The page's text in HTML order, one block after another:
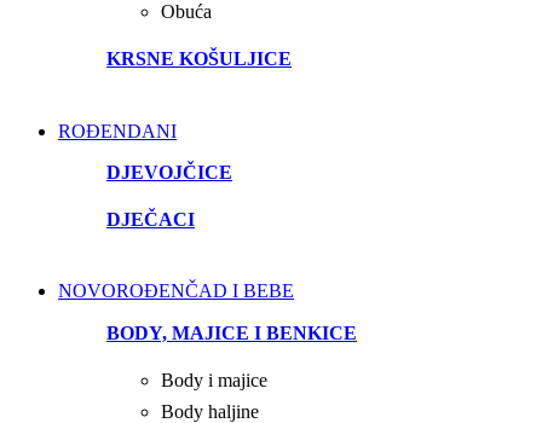
Obuća
KRSNE KOŠULJICE
ROĐENDANI
DJEVOJČICE
DJEČACI
NOVOROĐENČAD I BEBE
BODY, MAJICE I BENKICE
Body i majice
Body haljine